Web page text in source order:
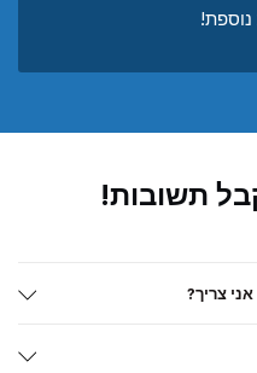
תשובות!
צריך?